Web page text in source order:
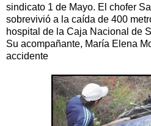
sindicato 1 de Mayo. El chofer
sobrevivió a la caída de 400
hospital de la Caja Nacional de
Su acompañante, María Elena
accidente